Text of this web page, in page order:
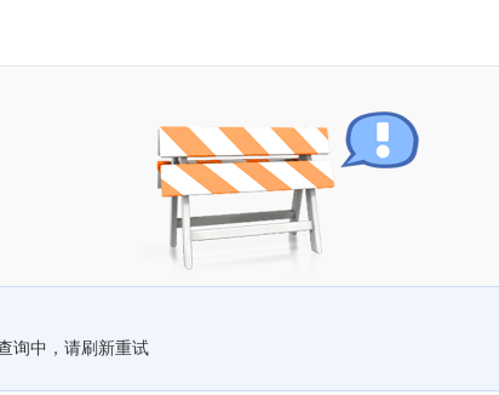
询中，请刷新重试